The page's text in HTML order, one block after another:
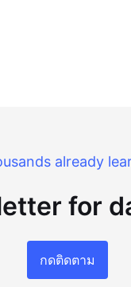
already
for
กดติดตาม